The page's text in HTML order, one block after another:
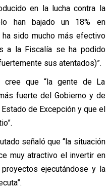
en la lucha contra la
han bajado un 18% en
ha sido mucho más efectivo
a la Fiscalía se ha podido
sus atentados)”.
cree que “la gente de La
fuerte del Gobierno y de
de Excepción y que el
señaló que “la situación
muy atractivo el invertir en
ejecutándose y la